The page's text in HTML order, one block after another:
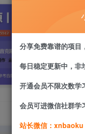
分享免费靠谱的项目
每日稳定更新中，非
开通会员不限次数学
会员可进微信社群学
站长微信：xnbaoku